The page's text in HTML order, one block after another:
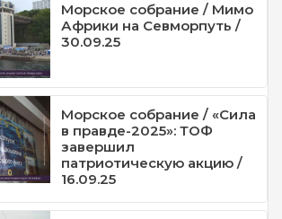
Морское собрание / Мимо
Африки на Севморпуть /
30.09.25
Морское собрание / «Сила
в правде-2025»: ТОФ
завершил
патриотическую акцию /
16.09.25